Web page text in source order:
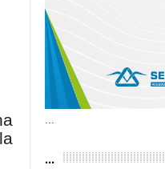
Gobierno de
de la Mujer
...